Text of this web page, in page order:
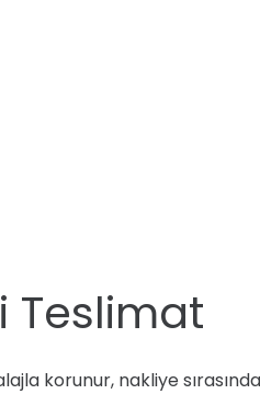
Teslimat
korunur, nakliye